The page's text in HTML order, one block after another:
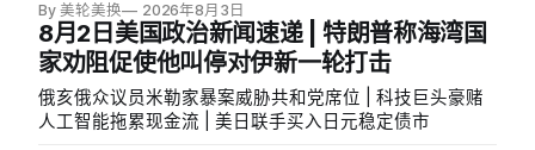
By 美轮美换 2026年8月3日
8月2日美国政治新闻速递 | 特朗普称海湾国
家劝阻促使他叫停对伊新一轮打击
俄亥俄众议员米勒家暴案威胁共和党席位 | 科技巨头豪赌
人工智能拖累现金流 | 美日联手买入日元稳定债市